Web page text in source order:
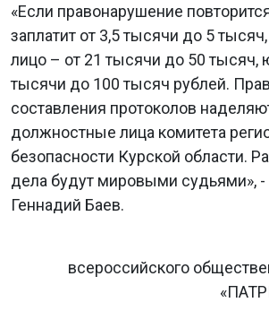
«Если правонарушение
заплатит от 3,5 тысячи до 5
лицо – от 21 тысячи до 50 тысяч,
тысячи до 100 тысяч рублей.
составления протоколов
должностные лица комитета
безопасности Курской области.
дела будут мировыми судьями», -
Геннадий Баев.
всероссийского